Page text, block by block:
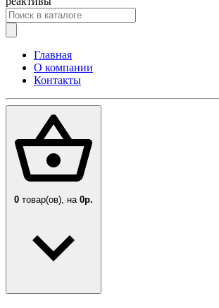
Главная
О компании
Контакты
0 товар(ов), на 0р.